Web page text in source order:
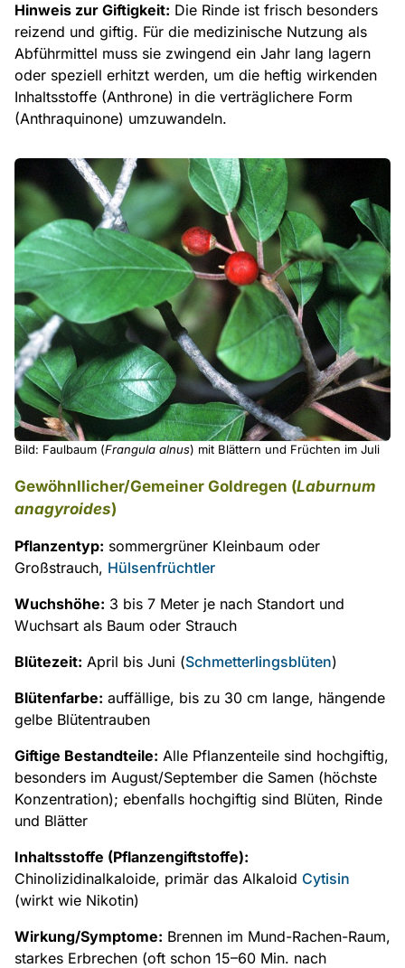
Hinweis zur Giftigkeit: Die Rinde ist frisch besonders
reizend und giftig. Für die medizinische Nutzung als
Abführmittel muss sie zwingend ein Jahr lang lagern
oder speziell erhitzt werden, um die heftig wirkenden
Inhaltsstoffe (Anthrone) in die verträglichere Form
(Anthraquinone) umzuwandeln.
Bild: Faulbaum (Frangula alnus) mit Blättern und Früchten im Juli
Gewöhnllicher/Gemeiner Goldregen (Laburnum
anagyroides)
Pflanzentyp: sommergrüner Kleinbaum oder
Großstrauch, Hülsenfrüchtler
Wuchshöhe: 3 bis 7 Meter je nach Standort und
Wuchsart als Baum oder Strauch
Blütezeit: April bis Juni (Schmetterlingsblüten)
Blütenfarbe: auffällige, bis zu 30 cm lange, hängende
gelbe Blütentrauben
Giftige Bestandteile: Alle Pflanzenteile sind hochgiftig,
besonders im August/September die Samen (höchste
Konzentration); ebenfalls hochgiftig sind Blüten, Rinde
und Blätter
Inhaltsstoffe (Pflanzengiftstoffe):
Chinolizidinalkaloide, primär das Alkaloid Cytisin
(wirkt wie Nikotin)
Wirkung/Symptome: Brennen im Mund-Rachen-Raum,
starkes Erbrechen (oft schon 15–60 Min. nach